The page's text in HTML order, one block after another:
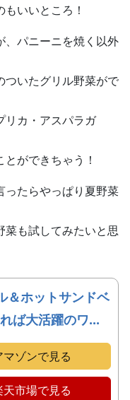
いいところ！
、パニーニを焼く以外
ついたグリル野菜がで
リカ・アスパラガ
ができちゃう！
ったらやっぱり夏野菜
菜も試してみたいと思
＆ホットサンドベ
ば大活躍のワ...
マゾンで見る
天市場で見る